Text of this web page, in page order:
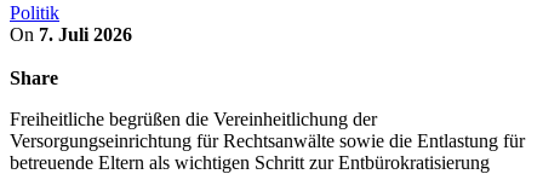
Politik
On 7. Juli 2026
Share
Freiheitliche begrüßen die Vereinheitlichung der
Versorgungseinrichtung für Rechtsanwälte sowie die Entlastung für
betreuende Eltern als wichtigen Schritt zur Entbürokratisierung